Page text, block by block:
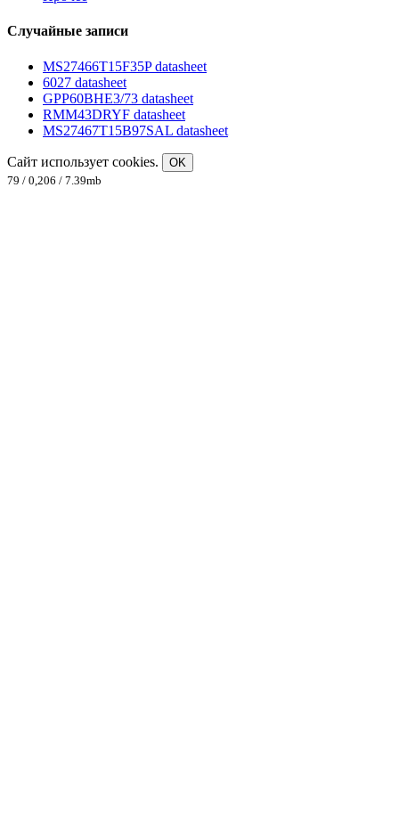
Случайные записи
MS27466T15F35P datasheet
6027 datasheet
GPP60BHE3/73 datasheet
RMM43DRYF datasheet
MS27467T15B97SAL datasheet
Сайт использует cookies.
OK
79 / 0,206 / 7.39mb